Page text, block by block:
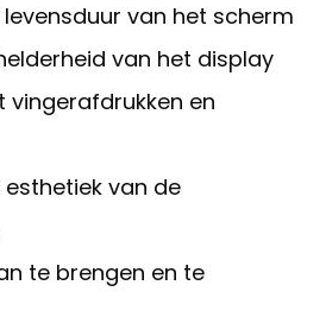
van het scherm
van het display
vingerafdrukken en
van de
te brengen en te